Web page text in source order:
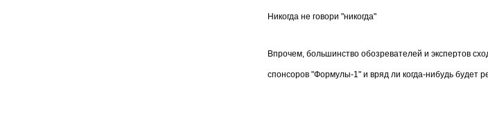
Никогда не говори "никогда"
Впрочем, большинство обозревателей и экспертов
спонсоров "Формулы-1" и вряд ли когда-нибудь будет